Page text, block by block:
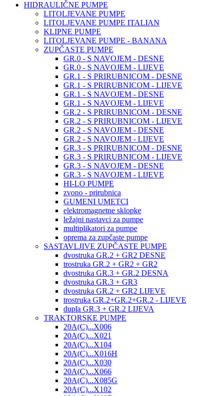
HIDRAULIČNE PUMPE
LITOLJEVANE PUMPE
LITOLJEVANE PUMPE ITALIAN
KLIPNE PUMPE
LITOLJEVANE PUMPE - BANANA
ZUPČASTE PUMPE
GR.0 - S NAVOJEM - DESNE
GR.0 - S NAVOJEM - LIJEVE
GR.1 - S PRIRUBNICOM - DESNE
GR.1 - S PRIRUBNICOM - LIJEVE
GR.1 - S NAVOJEM - DESNE
GR.1 - S NAVOJEM - LIJEVE
GR.2 - S PRIRUBNICOM - DESNE
GR.2 - S PRIRUBNICOM - LIJEVE
GR.2 - S NAVOJEM - DESNE
GR.2 - S NAVOJEM - LIJEVE
GR.3 - S PRIRUBNICOM - DESNE
GR.3 - S PRIRUBNICOM - LIJEVE
GR.3 - S NAVOJEM - DESNE
GR.3 - S NAVOJEM - LIJEVE
HI-LO PUMPE
zvono - prirubnica
GUMENI UMETCI
elektromagnetne sklopke
ležajni nastavci za pumpe
multiplikatori za pumpe
oprema za zupčaste pumpe
SASTAVLJIVE ZUPČASTE PUMPE
dvostruka GR.2 + GR2 DESNE
trostruka GR.2 + GR2 + GR2
dvostruka GR.3 + GR.2 DESNA
dvostruka GR.3 + GR3
dvostruka GR.2 + GR2 LIJEVE
trostruka GR.2+GR.2+GR.2 - LIJEVE
dupla GR.3 + GR.2 LIJEVA
TRAKTORSKE PUMPE
20A(C)...X006
20A(C)...X021
20A(C)...X104
20A(C)...X016H
20A(C)...X030
20A(C)...X066
20A(C)...X085G
20A(C)...X102